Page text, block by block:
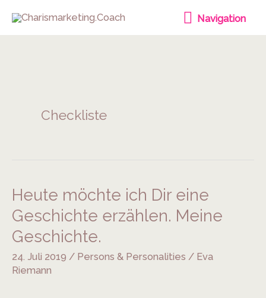
Inhalt
Navigation
Navigation
Checkliste
Heute möchte ich Dir eine
Geschichte erzählen. Meine
Geschichte.
24. Juli 2019 / Persons & Personalities / Eva
Riemann
Heute
möchte
ich
Dir
eine